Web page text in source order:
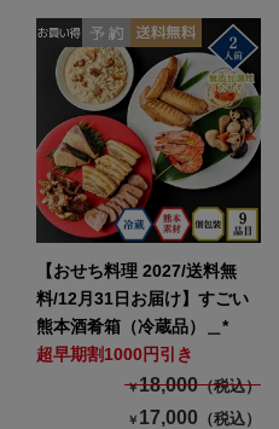
【おせち料理 2027/送料無
料/12月31日お届け】すごい
熊本酒肴箱（冷蔵品）＿*
超早期割1000円引き
￥18,000（税込）
￥ 17,000 （税込）